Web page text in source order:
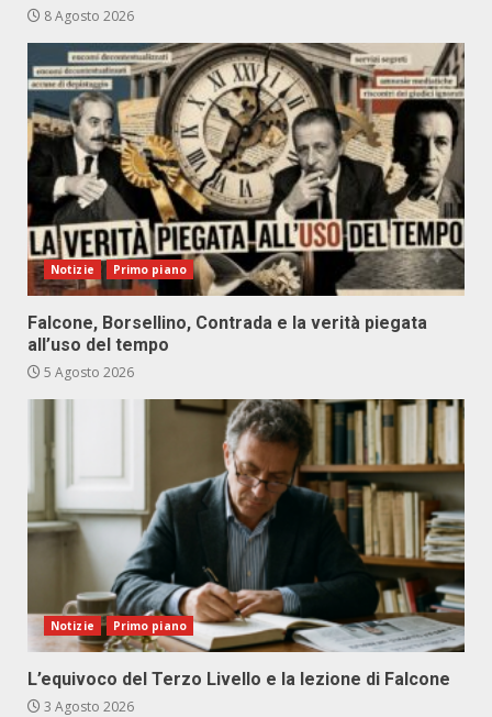
8 Agosto 2026
Notizie Primo piano
Falcone, Borsellino, Contrada e la verità piegata
all’uso del tempo
5 Agosto 2026
Notizie Primo piano
L’equivoco del Terzo Livello e la lezione di Falcone
3 Agosto 2026